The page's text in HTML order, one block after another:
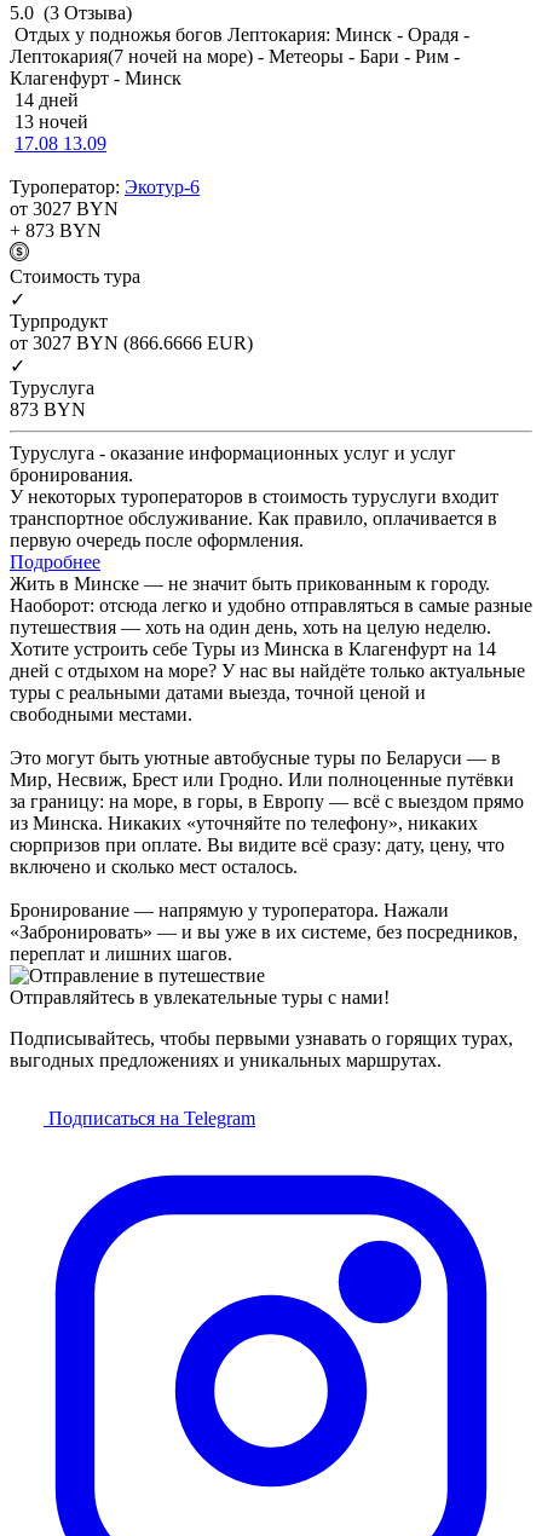
5.0 (3 Отзыва)
Отдых у подножья богов Лептокария: Минск - Орадя -
Лептокария(7 ночей на море) - Метеоры - Бари - Рим -
Клагенфурт - Минск
14 дней
13 ночей
17.08 13.09
Туроператор: Экотур-6
от 3027 BYN
+ 873 BYN
Cтоимость тура
✓
Турпродукт
от 3027 BYN (866.6666 EUR)
✓
Туруслуга
873 BYN
Туруслуга - оказание информационных услуг и услуг
бронирования.
У некоторых туроператоров в стоимость туруслуги входит
транспортное обслуживание. Как правило, оплачивается в
первую очередь после оформления.
Подробнее
Жить в Минске — не значит быть прикованным к городу.
Наоборот: отсюда легко и удобно отправляться в самые разные
путешествия — хоть на один день, хоть на целую неделю.
Хотите устроить себе Туры из Минска в Клагенфурт на 14
дней с отдыхом на море? У нас вы найдёте только актуальные
туры с реальными датами выезда, точной ценой и
свободными местами.
Это могут быть уютные автобусные туры по Беларуси — в
Мир, Несвиж, Брест или Гродно. Или полноценные путёвки
за границу: на море, в горы, в Европу — всё с выездом прямо
из Минска. Никаких «уточняйте по телефону», никаких
сюрпризов при оплате. Вы видите всё сразу: дату, цену, что
включено и сколько мест осталось.
Бронирование — напрямую у туроператора. Нажали
«Забронировать» — и вы уже в их системе, без посредников,
переплат и лишних шагов.
Отправляйтесь в увлекательные туры с нами!
Подписывайтесь, чтобы первыми узнавать о горящих турах,
выгодных предложениях и уникальных маршрутах.
Подписаться на Telegram